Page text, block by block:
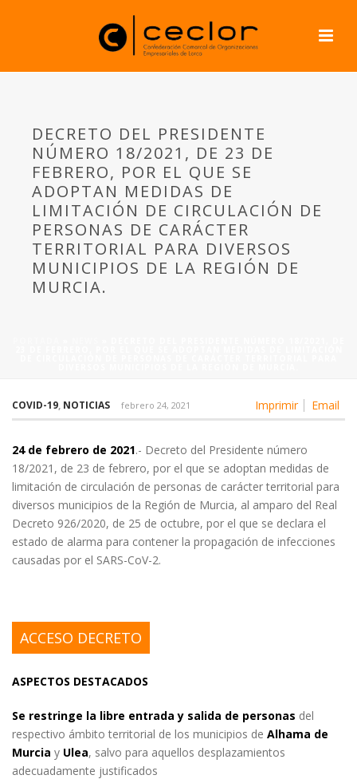
DECRETO DEL PRESIDENTE
NÚMERO 18/2021, DE 23 DE
FEBRERO, POR EL QUE SE
ADOPTAN MEDIDAS DE
LIMITACIÓN DE CIRCULACIÓN DE
PERSONAS DE CARÁCTER
TERRITORIAL PARA DIVERSOS
MUNICIPIOS DE LA REGIÓN DE
MURCIA.
Imprimir Email
COVID-19, NOTICIAS febrero 24, 2021
24 de febrero de 2021.- Decreto del Presidente número
18/2021, de 23 de febrero, por el que se adoptan medidas de
limitación de circulación de personas de carácter territorial para
diversos municipios de la Región de Murcia, al amparo del Real
Decreto 926/2020, de 25 de octubre, por el que se declara el
estado de alarma para contener la propagación de infecciones
causadas por el SARS-CoV-2.
ACCESO DECRETO
ASPECTOS DESTACADOS
Se restringe la libre entrada y salida de personas del
respectivo ámbito territorial de los municipios de Alhama de
Murcia y Ulea, salvo para aquellos desplazamientos
adecuadamente justificados